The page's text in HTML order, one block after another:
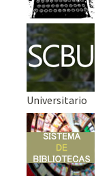
Universitario